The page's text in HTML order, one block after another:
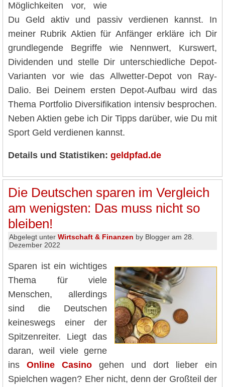
Möglichkeiten vor, wie
Du Geld aktiv und passiv verdienen kannst. In
meiner Rubrik Aktien für Anfänger erkläre ich Dir
grundlegende Begriffe wie Nennwert, Kurswert,
Dividenden und stelle Dir unterschiedliche Depot-
Varianten vor wie das Allwetter-Depot von Ray-
Dalio. Bei Deinem ersten Depot-Aufbau wird das
Thema Portfolio Diversifikation intensiv besprochen.
Neben Aktien gebe ich Dir Tipps darüber, wie Du mit
Sport Geld verdienen kannst.
Details und Statistiken: geldpfad.de
Die Deutschen sparen im Vergleich
am wenigsten: Das muss nicht so
bleiben!
Abgelegt unter Wirtschaft & Finanzen by Blogger am 28.
Dezember 2022
Sparen ist ein wichtiges
Thema für viele
Menschen, allerdings
sind die Deutschen
keineswegs einer der
Spitzenreiter. Liegt das
daran, weil viele gerne
ins Online Casino gehen und dort lieber ein
Spielchen wagen? Eher nicht, denn der Großteil der